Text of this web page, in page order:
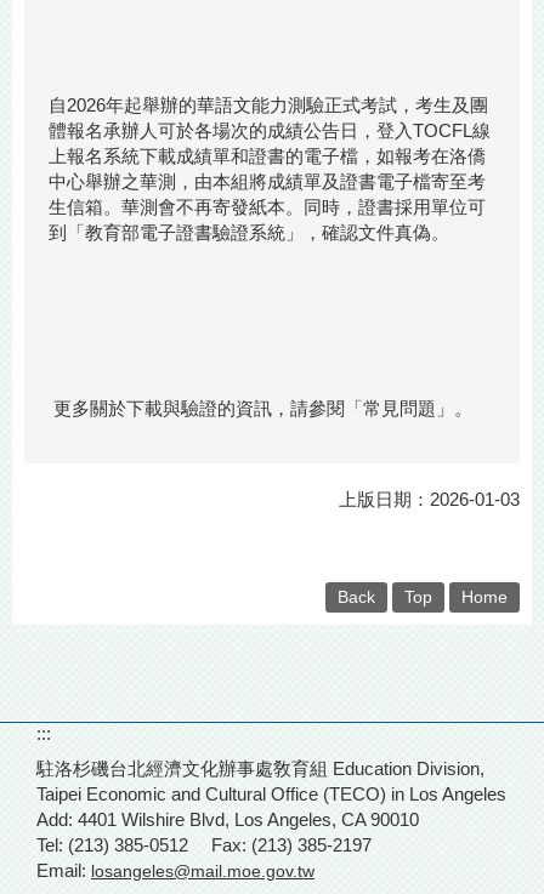
自2026年起舉辦的華語文能力測驗正式考試，考生及團
體報名承辦人可於各場次的成績公告日，登入TOCFL線
上報名系統下載成績單和證書的電子檔，如報考在洛僑
中心舉辦之華測，由本組將成績單及證書電子檔寄至考
生信箱。華測會不再寄發紙本。同時，證書採用單位可
到「教育部電子證書驗證系統」，確認文件真偽。
更多關於下載與驗證的資訊，請參閱「常見問題」。
上版日期：2026-01-03
Back Top Home
:::
駐洛杉磯台北經濟文化辦事處敎育組 Education Division,
Taipei Economic and Cultural Office (TECO) in Los Angeles
Add: 4401 Wilshire Blvd, Los Angeles, CA 90010
Tel: (213) 385-0512 Fax: (213) 385-2197
Email: losangeles@mail.moe.gov.tw